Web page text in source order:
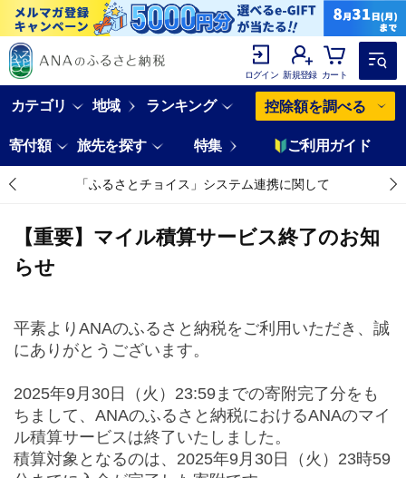
ログイン 新規登録 カート
カテゴリ 地域 ランキング 控除額を調べる
寄付額 旅先を探す 特集 ご利用ガイド
「ふるさとチョイス」システム連携に関して
【重要】マイル積算サービス終了のお知
らせ
平素よりANAのふるさと納税をご利用いただき、誠
にありがとうございます。
2025年9月30日（火）23:59までの寄附完了分をも
ちまして、ANAのふるさと納税におけるANAのマイ
ル積算サービスは終了いたしました。
積算対象となるのは、2025年9月30日（火）23時59